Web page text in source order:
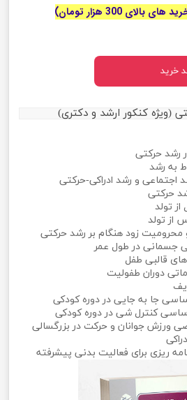
300 هزار تومان)
خرید
(ویژه کنکور ارشد و دکتری)
رشد حرکتی
به رشد
و رشد ادراکی-حرکتی
حرکتی
تولد
تولد
زود هنگام بر رشد حرکتی
جسمانی در طول عمر
قالبی طفل
دوران طفولیت
جا به جایی در دوره کودکی
کنترل شی در دوره کودکی
ورزش جوانان و حرکت در بزرگسالی
ریزی برای فعالیت بدنی پیشرفته